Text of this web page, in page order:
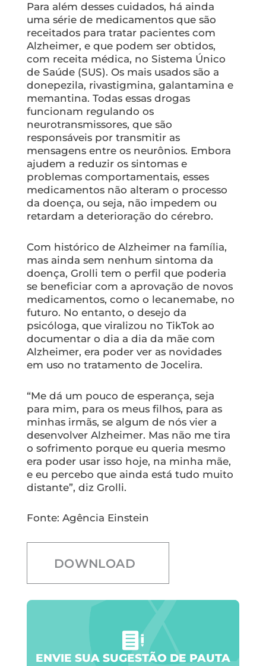
Para além desses cuidados, há ainda
uma série de medicamentos que são
receitados para tratar pacientes com
Alzheimer, e que podem ser obtidos,
com receita médica, no Sistema Único
de Saúde (SUS). Os mais usados são a
donepezila, rivastigmina, galantamina e
memantina. Todas essas drogas
funcionam regulando os
neurotransmissores, que são
responsáveis por transmitir as
mensagens entre os neurônios. Embora
ajudem a reduzir os sintomas e
problemas comportamentais, esses
medicamentos não alteram o processo
da doença, ou seja, não impedem ou
retardam a deterioração do cérebro.
Com histórico de Alzheimer na família,
mas ainda sem nenhum sintoma da
doença, Grolli tem o perfil que poderia
se beneficiar com a aprovação de novos
medicamentos, como o lecanemabe, no
futuro. No entanto, o desejo da
psicóloga, que viralizou no TikTok ao
documentar o dia a dia da mãe com
Alzheimer, era poder ver as novidades
em uso no tratamento de Jocelira.
“Me dá um pouco de esperança, seja
para mim, para os meus filhos, para as
minhas irmãs, se algum de nós vier a
desenvolver Alzheimer. Mas não me tira
o sofrimento porque eu queria mesmo
era poder usar isso hoje, na minha mãe,
e eu percebo que ainda está tudo muito
distante”, diz Grolli.
Fonte: Agência Einstein
DOWNLOAD
ENVIE SUA SUGESTÃO DE PAUTA